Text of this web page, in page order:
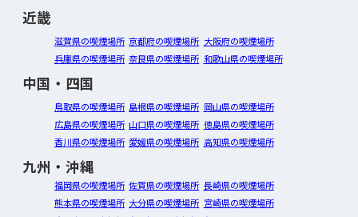
近畿
滋賀県の喫煙場所 京都府の喫煙場所 大阪府の喫煙場所
兵庫県の喫煙場所 奈良県の喫煙場所 和歌山県の喫煙場所
中国・四国
鳥取県の喫煙場所 島根県の喫煙場所 岡山県の喫煙場所
広島県の喫煙場所 山口県の喫煙場所 徳島県の喫煙場所
香川県の喫煙場所 愛媛県の喫煙場所 高知県の喫煙場所
九州・沖縄
福岡県の喫煙場所 佐賀県の喫煙場所 長崎県の喫煙場所
熊本県の喫煙場所 大分県の喫煙場所 宮崎県の喫煙場所